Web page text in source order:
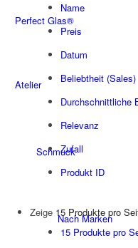
Perfect Glas®
Atelier
Schmuck
Nach Marken
Name
Preis
Datum
Beliebtheit (Sales)
Durchschnittliche
Relevanz
Zufall
Produkt ID
Zeige 15 Produkte pro
15 Produkte pro